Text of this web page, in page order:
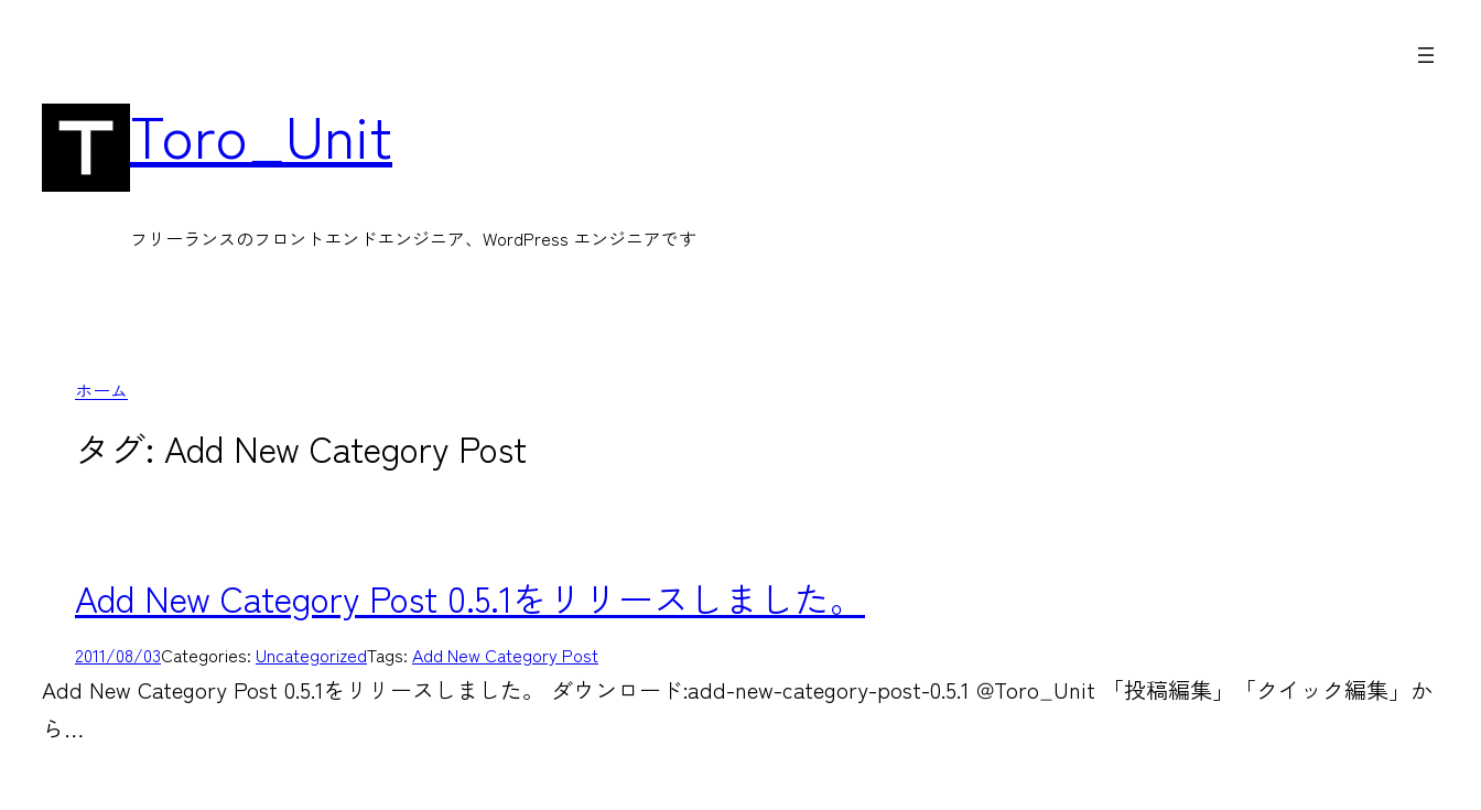
Toro_Unit
フリーランスのフロントエンドエンジニア、WordPress エンジニアです
ホーム
タグ: Add New Category Post
Add New Category Post 0.5.1をリリースしました。
2011/08/03Categories: UncategorizedTags: Add New Category Post
Add New Category Post 0.5.1をリリースしました。 ダウンロード:add-new-category-post-0.5.1 @Toro_Unit 「投稿編集」「クイック編集」か
ら…